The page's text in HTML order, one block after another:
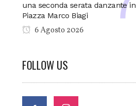
una seconda serata danzante in
Piazza Marco Biagi
6 Agosto 2026
FOLLOW US